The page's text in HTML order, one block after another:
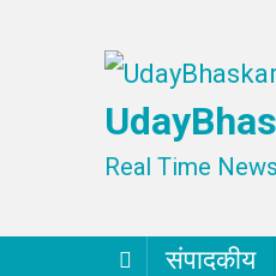
Real Time
संपादकीय